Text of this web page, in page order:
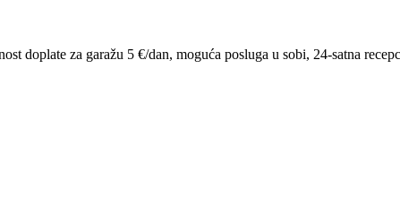
doplate za garažu 5 €/dan, moguća posluga u sobi, 24-satna